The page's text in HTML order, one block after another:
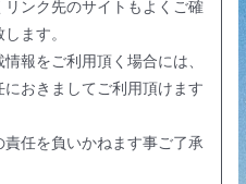
ンク先のサイトもよくご確
ます。
報をご利用頂く場合には、
おきましてご利用頂けます
任を負いかねます事ご了承